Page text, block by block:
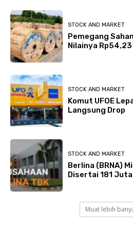
STOCK AND MARKET
Pemegang
Nilainya
STOCK AND MARKET
Komut UFOE
Langsung Drop
STOCK AND MARKET
Berlina (BRNA)
Disertai 181
Muat lebih